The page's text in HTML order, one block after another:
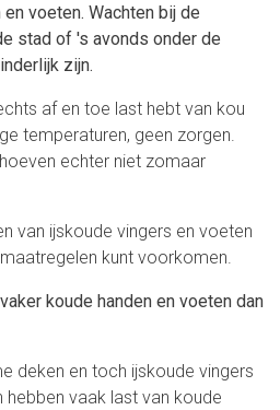
voeten. Wachten bij de
stad of 's avonds onder de
zijn.
af en toe last hebt van kou
temperaturen, geen zorgen.
echter niet zomaar
van ijskoude vingers en voeten
kunt voorkomen.
koude handen en voeten dan
deken en toch ijskoude vingers
hebben vaak last van koude